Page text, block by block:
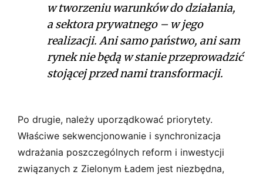
w tworzeniu warunków do działania,
a sektora prywatnego – w jego
realizacji. Ani samo państwo, ani sam
rynek nie będą w stanie przeprowadzić
stojącej przed nami transformacji.
Po drugie, należy uporządkować priorytety.
Właściwe sekwencjonowanie i synchronizacja
wdrażania poszczególnych reform i inwestycji
związanych z Zielonym Ładem jest niezbędna,